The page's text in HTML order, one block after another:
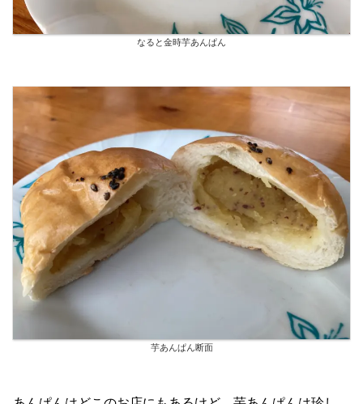
なると金時芋あんぱん
芋あんぱん断面